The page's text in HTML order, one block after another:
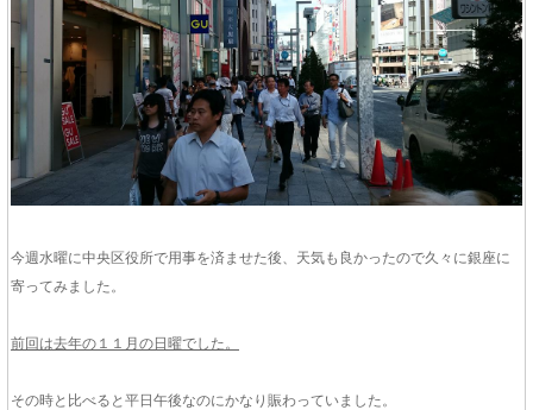
今週水曜に中央区役所で用事を済ませた後、天気も良かったので久々に銀座に
寄ってみました。
前回は去年の１１月の日曜でした。
その時と比べると平日午後なのにかなり賑わっていました。